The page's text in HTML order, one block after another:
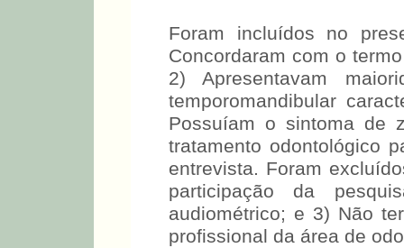
Foram incluídos no
Concordaram com o
2) Apresentavam
temporomandibular
Possuíam o sintoma de
tratamento odontológico
entrevista. Foram
participação da
audiométrico; e 3) Não
profissional da área de